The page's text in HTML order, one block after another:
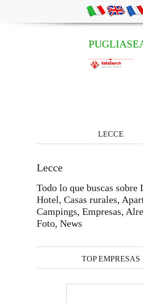
LECCE
Lecce
Todo lo que buscas sobre
Hotel, Casas rurales,
Campings, Empresas,
Foto, News
TOP EMPRESAS